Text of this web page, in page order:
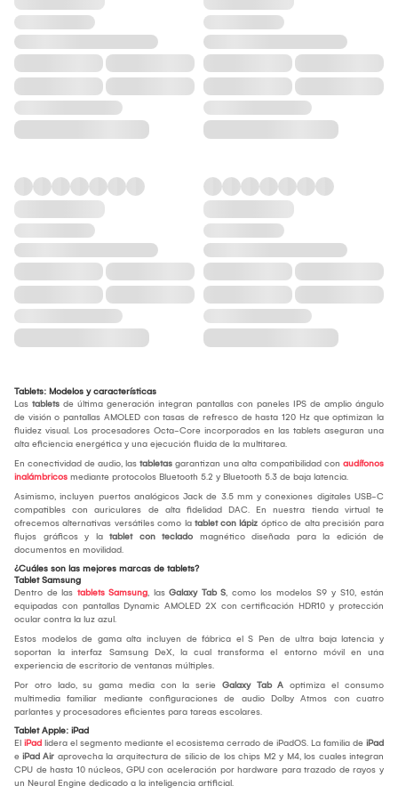
Tablets: Modelos y características
Las tablets de última generación integran pantallas con paneles IPS de amplio ángulo
de visión o pantallas AMOLED con tasas de refresco de hasta 120 Hz que optimizan la
fluidez visual. Los procesadores Octa-Core incorporados en las tablets aseguran una
alta eficiencia energética y una ejecución fluida de la multitarea.
En conectividad de audio, las tabletas garantizan una alta compatibilidad con audífonos
inalámbricos mediante protocolos Bluetooth 5.2 y Bluetooth 5.3 de baja latencia.
Asimismo, incluyen puertos analógicos Jack de 3.5 mm y conexiones digitales USB-C
compatibles con auriculares de alta fidelidad DAC. En nuestra tienda virtual te
ofrecemos alternativas versátiles como la tablet con lápiz óptico de alta precisión para
flujos gráficos y la tablet con teclado magnético diseñada para la edición de
documentos en movilidad.
¿Cuáles son las mejores marcas de tablets?
Tablet Samsung
Dentro de las tablets Samsung, las Galaxy Tab S, como los modelos S9 y S10, están
equipadas con pantallas Dynamic AMOLED 2X con certificación HDR10 y protección
ocular contra la luz azul.
Estos modelos de gama alta incluyen de fábrica el S Pen de ultra baja latencia y
soportan la interfaz Samsung DeX, la cual transforma el entorno móvil en una
experiencia de escritorio de ventanas múltiples.
Por otro lado, su gama media con la serie Galaxy Tab A optimiza el consumo
multimedia familiar mediante configuraciones de audio Dolby Atmos con cuatro
parlantes y procesadores eficientes para tareas escolares.
Tablet Apple: iPad
El iPad lidera el segmento mediante el ecosistema cerrado de iPadOS. La familia de iPad
e iPad Air aprovecha la arquitectura de silicio de los chips M2 y M4, los cuales integran
CPU de hasta 10 núcleos, GPU con aceleración por hardware para trazado de rayos y
un Neural Engine dedicado a la inteligencia artificial.